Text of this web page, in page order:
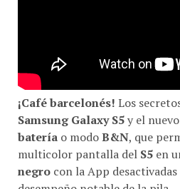
¡Café barcelonés!Los
Samsung Galaxy S5y el
bateríao modoB&N, que
multicolor pantalla delS5 en
negrocon la App
desempeño notable de la pila.